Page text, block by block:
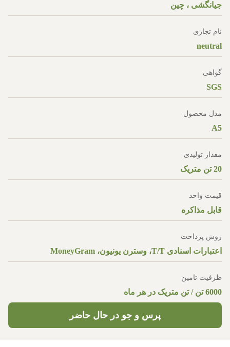
جیانگشی ، چین
نام تجاری
neutral
گواهی
SGS
مدل محصول
A5
مقدار تولیدی
20 تن متریک
قیمت واحد
قابل مذاکره
روش پرداخت
اعتبارات اسنادی T/T، وسترن یونیون، MoneyGram
ظرفیت تامین
6000 تن / تن متریک در هر ماه
پرس و جو در حال حاضر